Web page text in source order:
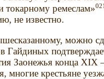
токарному ремеслам»021
не известно.
можно
Гайдиных
Заонежья конца XIX
многие крестьяне